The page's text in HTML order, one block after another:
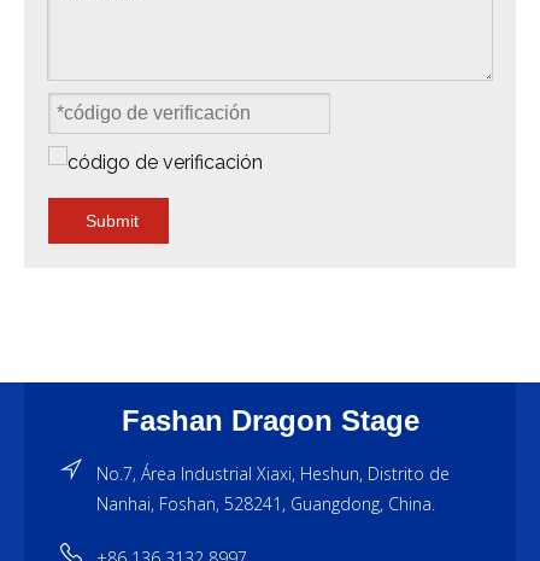
Submit
Fashan Dragon Stage
No.7, Área Industrial Xiaxi, Heshun, Distrito de
Nanhai, Foshan, 528241, Guangdong, China.